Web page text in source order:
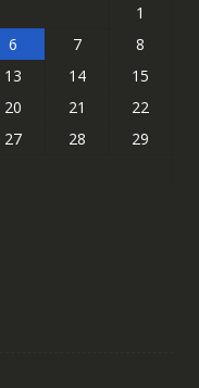
1
6 7
8
13 14
15
20 21
22
27 28
29